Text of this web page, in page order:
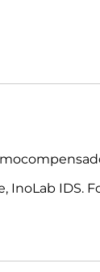
IDS.